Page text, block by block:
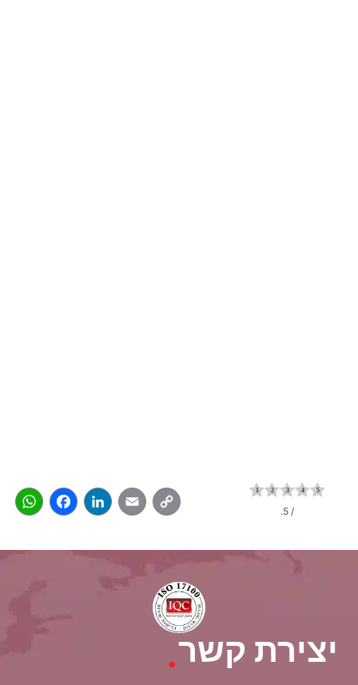
/ 5.
Copy
Link
Email
LinkedIn
יצירת קשר.